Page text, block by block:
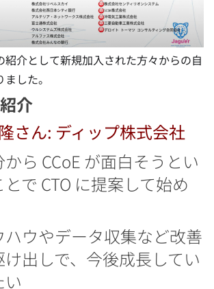
紹介として新規加入された方々からの自
した。
介
さん: ディップ株式会社
から CCoE が面白そうとい
とで CTO に提案して始め
ハウやデータ収集など改善
け出しで、今後成長してい
い